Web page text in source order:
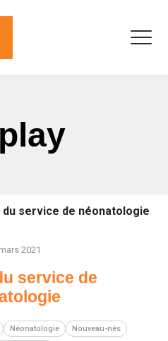
service de néonatologie
2021
service de
Néonatologie Nouveau-nés